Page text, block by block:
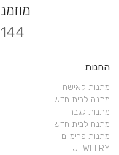
החנות
מתנות לאישה
מתנה לבית חדש
מתנות לגבר
מתנה לבית חדש
מתנות פרימיום
JEWELRY